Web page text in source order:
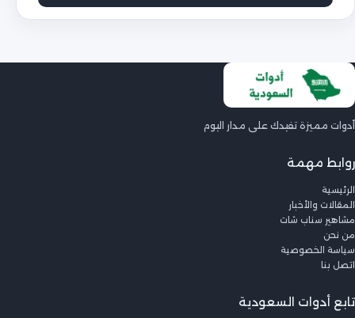
أدوات مميزة تفيدك على مدار اليوم
روابط مهمة
الرئيسية
المقالات والأخبار
مشاهير سناب شات
من نحن
سياسة الخصوصية
اتصل بنا
تابع أدوات السعودية